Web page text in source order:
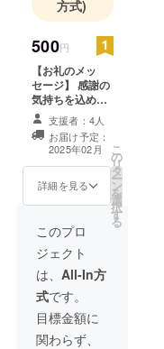
ります。
STEP1とし
て一般の方
から事業者
の方々と交
流が出来る
ラウンジを
選びまし
た。設備投
資に資金が
かかる事も
あり、まず
は店内改装
費用を集め
たいと思っ
ておりま
す。
方式)
500円
【お礼のメッ
セージ】 感謝の
気持ちを込め
て、お礼のメッ
セージをお送り
します。
支援者：4人
お届け予定：
2025年02月
詳細を見る
こ
の
リ
タ
ー
ン
を
選
択
す
る
このプロ
ジェクト
は、 All-In方
式です。
目標金額に
関わらず、